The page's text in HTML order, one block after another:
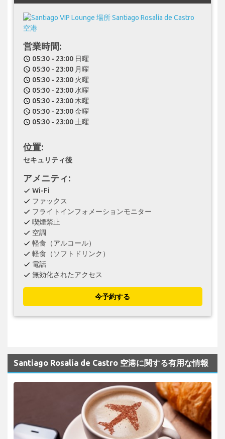
営業時間:
schedule 05:30 - 23:00 日曜
schedule 05:30 - 23:00 月曜
schedule 05:30 - 23:00 火曜
schedule 05:30 - 23:00 水曜
schedule 05:30 - 23:00 木曜
schedule 05:30 - 23:00 金曜
schedule 05:30 - 23:00 土曜
位置:
セキュリティ後
アメニティ:
check Wi-Fi
check ファックス
check フライトインフォメーションモニター
check 喫煙禁止
check 空調
check 軽食（アルコール）
check 軽食（ソフトドリンク）
check 電話
check 無効化されたアクセス
今予約する
Santiago Rosalía de Castro 空港に関する有用な情報